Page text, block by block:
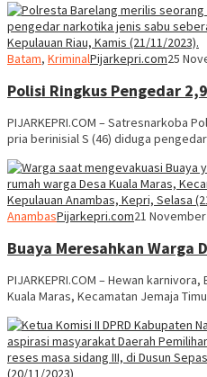
Batam, KriminalPijarkepri.com25
Polisi Ringkus Pengedar
PIJARKEPRI.COM – Satresnarkoba
pria berinisial S (46) diduga
AnambasPijarkepri.com21
Buaya Meresahkan Warga
PIJARKEPRI.COM – Hewan
Kuala Maras, Kecamatan Jemaja